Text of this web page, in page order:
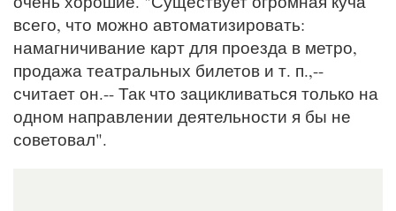
всего, что можно автоматизировать:
намагничивание карт для проезда в метро,
продажа театральных билетов и т. п.,--
считает он.-- Так что зацикливаться только на
одном направлении деятельности я бы не
советовал".